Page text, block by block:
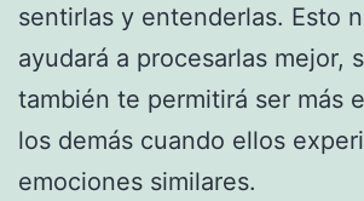
sentirlas y entenderlas. Esto
ayudará a procesarlas mejor,
también te permitirá ser más
los demás cuando ellos
emociones similares.